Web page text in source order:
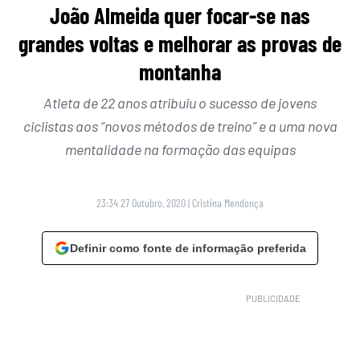
João Almeida quer focar-se nas
grandes voltas e melhorar as provas de
montanha
Atleta de 22 anos atribuiu o sucesso de jovens
ciclistas aos “novos métodos de treino” e a uma nova
mentalidade na formação das equipas
23:34 27 Outubro, 2020| Cristina Mendonça
Definir como fonte de informação preferida